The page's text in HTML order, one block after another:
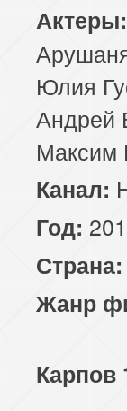
Актеры:
Юлия
Андрей
Максим
Канал:
Год:
Страна:
Жанр
Карпов